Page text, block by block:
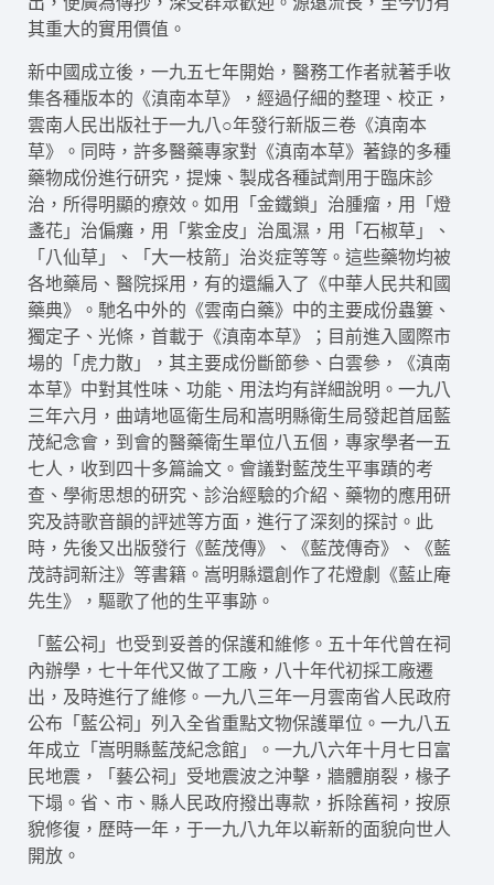
其重大的實用價值。
新中國成立後，一九五七年開始，醫務工作者就著手收
集各種版本的《滇南本草》，經過仔細的整理、校正，
雲南人民出版社于一九八○年發行新版三卷《滇南本
草》。同時，許多醫藥專家對《滇南本草》著錄的多種
藥物成份進行研究，提煉、製成各種試劑用于臨床診
治，所得明顯的療效。如用「金鐵鎖」治腫瘤，用「燈
盞花」治偏癱，用「紫金皮」治風濕，用「石椒草」、
「八仙草」、「大一枝箭」治炎症等等。這些藥物均被
各地藥局、醫院採用，有的還編入了《中華人民共和國
藥典》。馳名中外的《雲南白藥》中的主要成份蟲簍、
獨定子、光條，首載于《滇南本草》；目前進入國際市
場的「虎力散」，其主要成份斷節參、白雲參，《滇南
本草》中對其性味、功能、用法均有詳細說明。一九八
三年六月，曲靖地區衛生局和嵩明縣衛生局發起首屆藍
茂紀念會，到會的醫藥衛生單位八五個，專家學者一五
七人，收到四十多篇論文。會議對藍茂生平事蹟的考
查、學術思想的研究、診治經驗的介紹、藥物的應用研
究及詩歌音韻的評述等方面，進行了深刻的探討。此
時，先後又出版發行《藍茂傳》、《藍茂傳奇》、《藍
茂詩詞新注》等書籍。嵩明縣還創作了花燈劇《藍止庵
先生》，驅歌了他的生平事跡。
「藍公祠」也受到妥善的保護和維修。五十年代曾在祠
內辦學，七十年代又做了工廠，八十年代初採工廠遷
出，及時進行了維修。一九八三年一月雲南省人民政府
公布「藍公祠」列入全省重點文物保護單位。一九八五
年成立「嵩明縣藍茂紀念館」。一九八六年十月七日富
民地震，「藝公祠」受地震波之沖擊，牆體崩裂，椽子
下塌。省、市、縣人民政府撥出專款，拆除舊祠，按原
貌修復，歷時一年，于一九八九年以嶄新的面貌向世人
開放。